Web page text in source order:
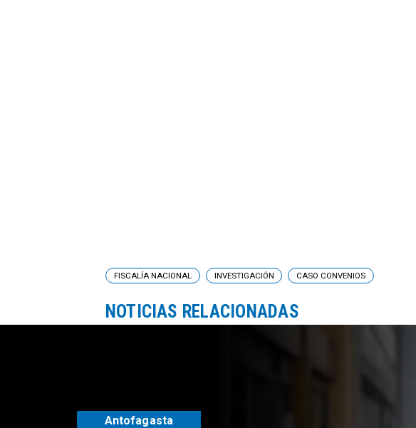
FISCALÍA NACIONAL INVESTIGACIÓN CASO CONVENIOS
NOTICIAS RELACIONADAS
Antofagasta